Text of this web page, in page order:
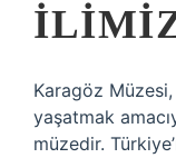
Karagöz
yaşatmak
müzedir.